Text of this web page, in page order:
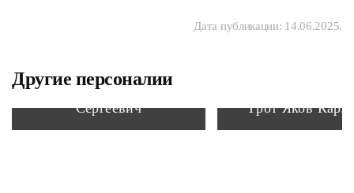
Дата публикации: 14.06.2025.
Другие персоналии
Рубцов Василий
Сергеевич
Грот Яков